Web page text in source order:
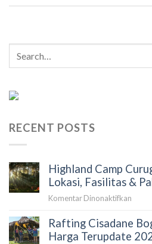
RECENT POSTS
Highland Camp
Lokasi, Fasilitas &
Komentar Dinonaktifkan
Camp
Curug
Rafting Cisadane
Harga Terupdate